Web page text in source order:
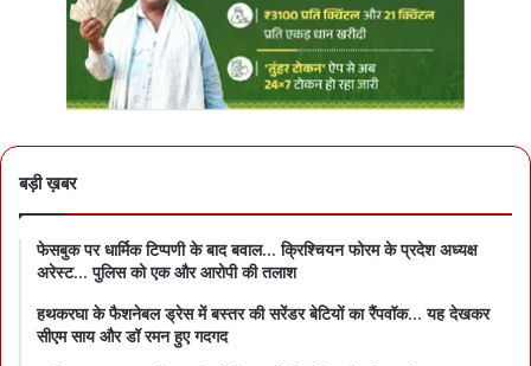
बड़ी ख़बर
फेसबुक पर धार्मिक टिप्पणी के बाद बवाल… क्रिश्चियन फोरम के प्रदेश अध्यक्ष
अरेस्ट… पुलिस को एक और आरोपी की तलाश
हथकरघा के फैशनेबल ड्रेस में बस्तर की सरेंडर बेटियों का रैंपवॉक… यह देखकर
सीएम साय और डॉ रमन हुए गदगद